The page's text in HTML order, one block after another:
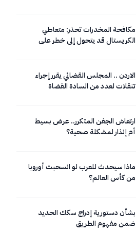
مكافحة المخدرات تحذر: متعاطي
الكريستال قد يتحول إلى خطر على
الاردن .. المجلس القضائي يقرر إجراء
تنقلات لعدد من السادة القضاة
ارتعاش الجفن المتكرر.. عرض بسيط
أم إنذار لمشكلة صحية؟
ماذا سيحدث للعرب لو انسحبت أوروبا
من كأس العالم؟
بشأن دستورية إدراج سكك الحديد
ضمن مفهوم الطريق